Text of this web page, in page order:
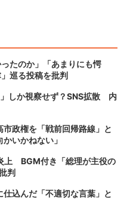
たのか」「あまりにも愕
巡る投稿を批判
しか視察せず？SNS拡散 内
政権を「戦前回帰路線」と
いかねない」
上 BGM付き「総理が主役の
判
込んだ「不適切な言葉」と